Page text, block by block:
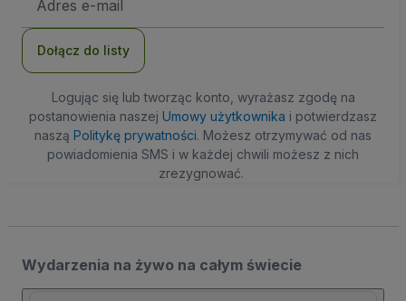
e-
Dołącz do listy
Logując się lub tworząc konto, wyrażasz zgodę na
postanowienia naszej Umowy użytkownika i potwierdzasz
naszą Politykę prywatności. Możesz otrzymywać od nas
powiadomienia SMS i w każdej chwili możesz z nich
zrezygnować.
Wydarzenia na żywo na całym świecie